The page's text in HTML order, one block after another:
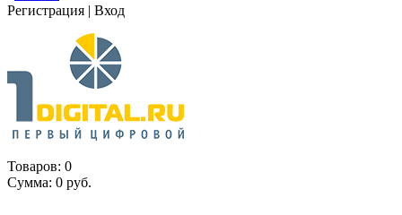
Регистрация | Вход
Товаров: 0
Сумма: 0 руб.